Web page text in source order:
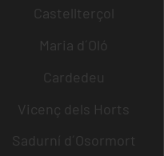
Castellterçol
Maria d´Oló
Cardedeu
Vicenç dels Horts
Sadurní d´Osormort